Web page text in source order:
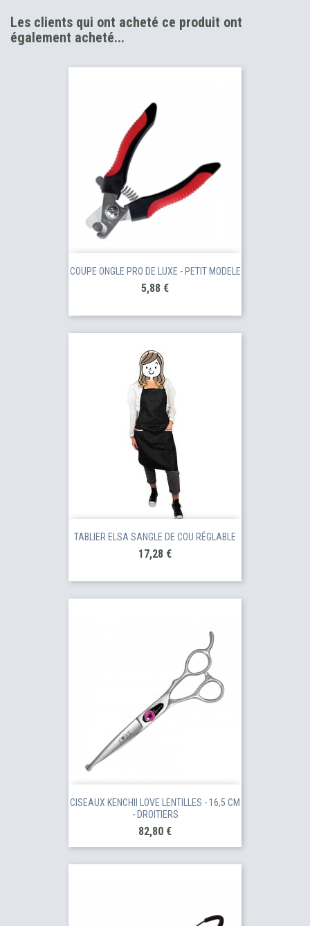
Les clients qui ont acheté ce produit ont
également acheté...
COUPE ONGLE PRO DE LUXE - PETIT MODELE
Prix
5,88 €
TABLIER ELSA SANGLE DE COU RÉGLABLE
Prix
17,28 €
CISEAUX KENCHII LOVE LENTILLES - 16,5 CM
- DROITIERS
Prix
82,80 €